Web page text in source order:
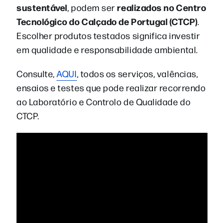
sustentável, podem serrealizados no Centro
Tecnológico do Calçado de Portugal (CTCP).
Escolher produtos testados significa investir
em qualidade e responsabilidade ambiental.
Consulte,AQUI, todos os serviços, valências,
ensaios e testes que pode realizar recorrendo
ao Laboratório e Controlo de Qualidade do
CTCP.